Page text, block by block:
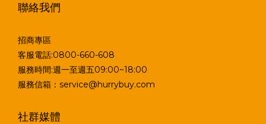
聯絡我們
招商專區
客服電話:0800-660-608
服務時間:週一至週五09:00~18:00
服務信箱：service@hurrybuy.com
社群媒體